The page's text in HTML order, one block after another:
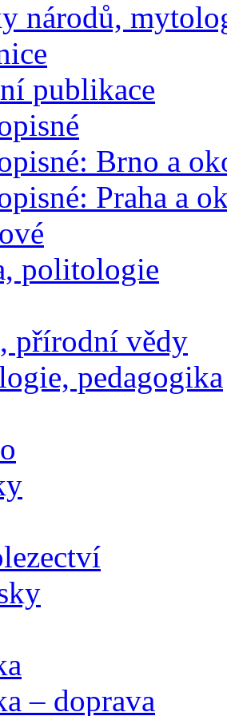
národů,
publikace
Brno a
Praha a
politologie
přírodní vědy
pedagogika
– doprava